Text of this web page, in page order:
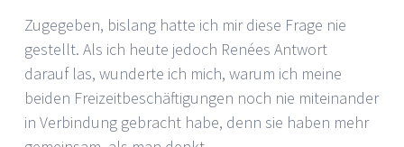
Zugegeben, bislang hatte ich mir diese Frage nie
gestellt. Als ich heute jedoch Renées Antwort
darauf las, wunderte ich mich, warum ich meine
beiden Freizeitbeschäftigungen noch nie miteinander
in Verbindung gebracht habe, denn sie haben mehr